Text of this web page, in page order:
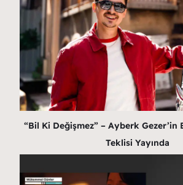
“Bil Ki Değişmez” – Ayberk
Teklisi Yayında